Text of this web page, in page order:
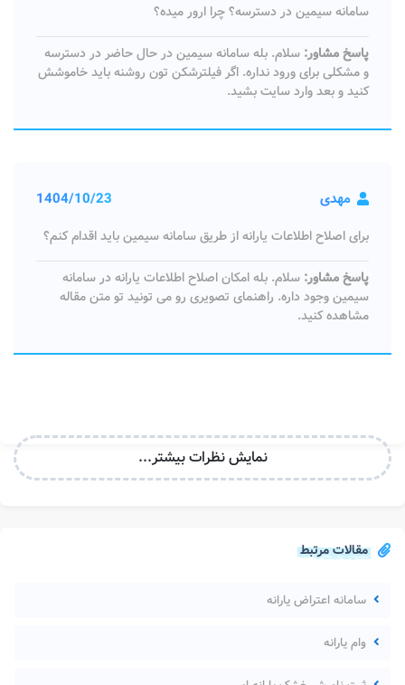
مقالات مرتبط
سامانه اعتراض یارانه
وام یارانه
سامانه سیمین در دسترسه؟ چرا ارور میده؟
پاسخ مشاور: سلام. بله سامانه سیمین در حال حاضر در دسترسه
و مشکلی برای ورود نداره. اگر فیلترشکن تون روشنه باید خاموشش
کنید و بعد وارد سایت بشید.
مهدی 1404/10/23
برای اصلاح اطلاعات یارانه از طریق سامانه سیمین باید اقدام کنم؟
پاسخ مشاور: سلام. بله امکان اصلاح اطلاعات یارانه در سامانه
سیمین وجود داره. راهنمای تصویری رو می تونید تو متن مقاله
مشاهده کنید.
نمایش نظرات بیشتر...